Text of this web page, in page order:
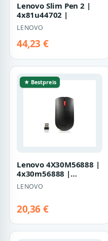
Lenovo Slim Pen 2 |
4x81u44702 |
LENOVO
44,23 €
★ Bestpreis
Lenovo 4X30M56888 |
4x30m56888 |
Beidhändig - Optisch
LENOVO
20,36 €